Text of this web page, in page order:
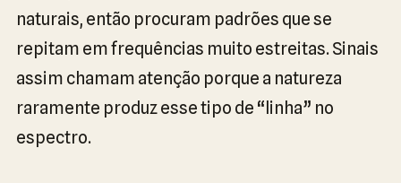
naturais, então procuram padrões que se
repitam em frequências muito estreitas. Sinais
assim chamam atenção porque a natureza
raramente produz esse tipo de “linha” no
espectro.